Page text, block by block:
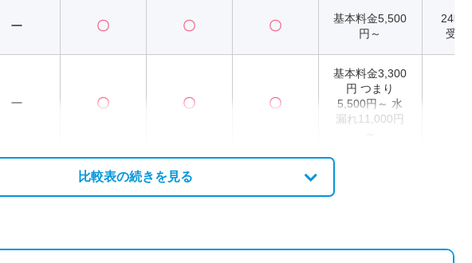
ー 〇 〇 〇
基本料金5,500
円～
24時
受付
ー 〇 〇 〇
基本料金3,300
円 つまり
5,500円～ 水
漏れ11,000円
比較表の続きを見る